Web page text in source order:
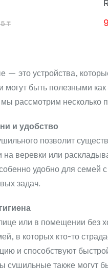
₸Первоначальная
015 ₸.
Текущая
это устройства,
могут быть полезными
рассмотрим несколько
и удобство
позволит
веревки или
удобно для
задач.
или в помещении без
в которых кто-то
и способствуют
сушильные также могут